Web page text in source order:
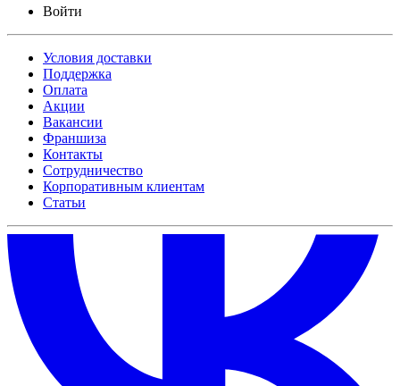
Войти
Условия доставки
Поддержка
Оплата
Акции
Вакансии
Франшиза
Контакты
Сотрудничество
Корпоративным клиентам
Статьи